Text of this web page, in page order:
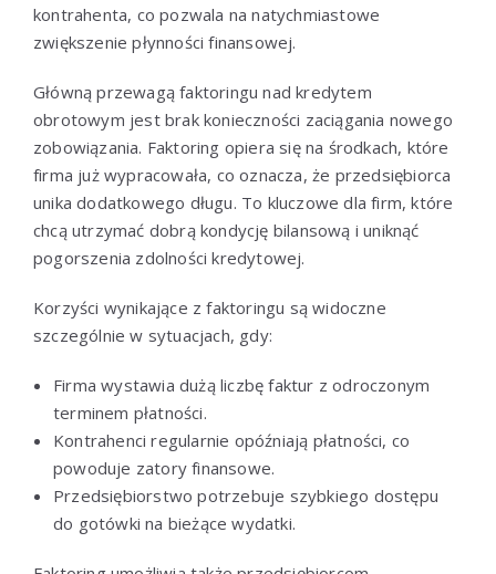
kontrahenta, co pozwala na natychmiastowe
zwiększenie płynności finansowej.
Główną przewagą faktoringu nad kredytem
obrotowym jest brak konieczności zaciągania nowego
zobowiązania. Faktoring opiera się na środkach, które
firma już wypracowała, co oznacza, że przedsiębiorca
unika dodatkowego długu. To kluczowe dla firm, które
chcą utrzymać dobrą kondycję bilansową i uniknąć
pogorszenia zdolności kredytowej.
Korzyści wynikające z faktoringu są widoczne
szczególnie w sytuacjach, gdy:
Firma wystawia dużą liczbę faktur z odroczonym
terminem płatności.
Kontrahenci regularnie opóźniają płatności, co
powoduje zatory finansowe.
Przedsiębiorstwo potrzebuje szybkiego dostępu
do gotówki na bieżące wydatki.